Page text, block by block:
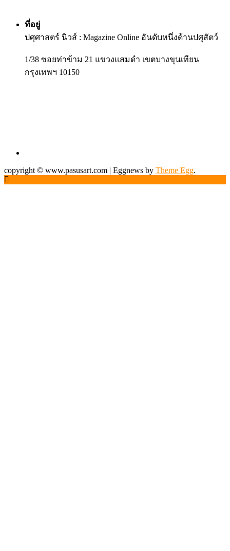
ที่อยู่
ปศุศาสตร์ นิวส์ : Magazine Online อันดับหนึ่งด้านปศุสัตว์
1/38 ซอยท่าข้าม 21 แขวงแสมดำ เขตบางขุนเทียน
กรุงเทพฯ 10150
copyright © www.pasusart.com | Eggnews by Theme Egg.